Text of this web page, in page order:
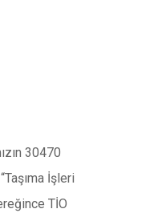
30470
İşleri
TİO